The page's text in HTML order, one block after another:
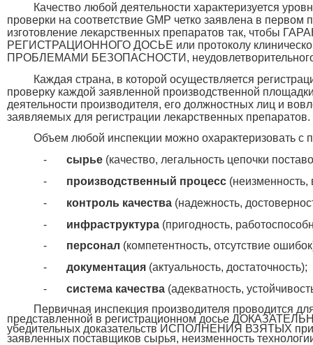
Качество любой деятельности характеризуется
проверки на соответствие GMP четко заявлена в
изготовление лекарственных препаратов так, чтобы
РЕГИСТРАЦИОННОГО ДОСЬЕ или протоколу
ПРОБЛЕМАМИ БЕЗОПАСНОСТИ,
Каждая страна, в которой осуществляется
проверку каждой заявленной производственной
деятельности производителя, его должностных лиц и
заявляемых для регистрации лекарственных препаратов.
Объем любой инспекции можно охарактеризовать
-
сырье(качество, легальность цепочки
-
производственный процесс(неизменность,
-
контроль качества(надежность,
-
инфраструктура (пригодность,
-
персонал (компетентность, отсутствие
-
документация (актуальность, достаточность);
-
система качества(адекватность,
Первичная инспекция производителя
представленной в регистрационном досье
убедительных доказательств ИСПОЛНЕНИЯ ВЗЯТЫХ
заявленных поставщиков сырья, неизменность